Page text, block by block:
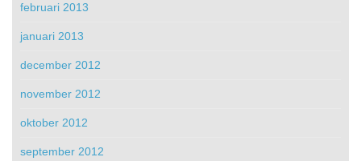
februari 2013
januari 2013
december 2012
november 2012
oktober 2012
september 2012